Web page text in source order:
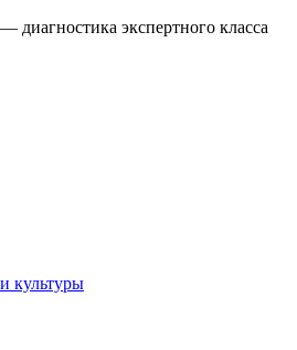
экспертного класса
культуры